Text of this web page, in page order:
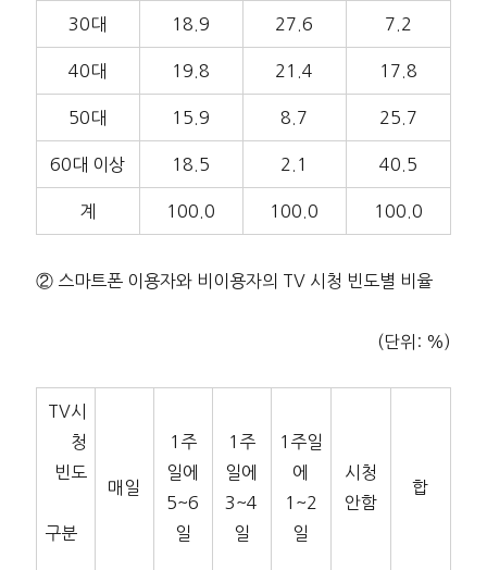
30대 18.9 27.6 7.2
40대 19.8 21.4 17.8
50대 15.9 8.7 25.7
60대 이상 18.5 2.1 40.5
계 100.0 100.0 100.0
② 스마트폰 이용자와 비이용자의 TV 시청 빈도별 비율
(단위: %)
TV시
청
빈도
구분
매일
1주
일에
5~6
일
1주
일에
3~4
일
1주일
에
1~2
일
시청
안함
합